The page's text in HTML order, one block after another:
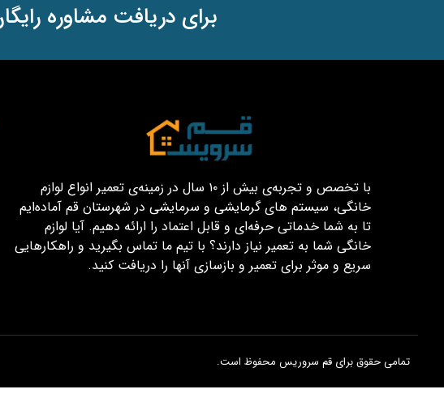
برای دریافت مشاوره
با تخصص و تجربه‌ی بیش از ۱۰ سال در زمینه‌ی تعمیر انواع لوازم
خانگی، سیستم های گرمایشی و سرمایشی در شهرستان قم آماده‌ایم
تا به شما خدماتی حرفه‌ای و قابل اعتماد را ارائه دهیم. آیا لوازم
خانگی شما به تعمیر نیاز دارند؟ با تیم ما تماس بگیرید و راهکارهایی
سریع و موثر برای تعمیر و بازسازی آنها را دریافت کنید.
تمامی حقوق برای قم سروریس محفوظ است.